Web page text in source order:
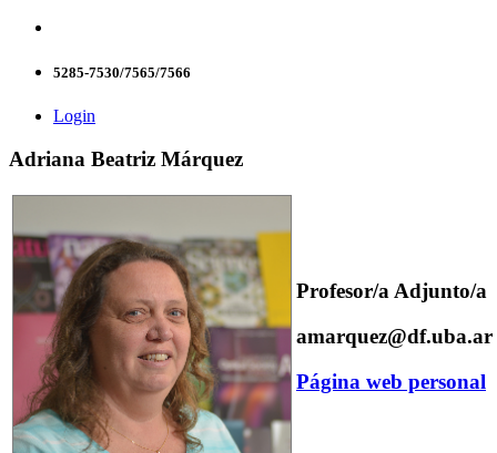
5285-7530/7565/7566
Login
Adriana Beatriz Márquez
Profesor/a Adjunto/a
amarquez@df.uba.ar
Página web personal